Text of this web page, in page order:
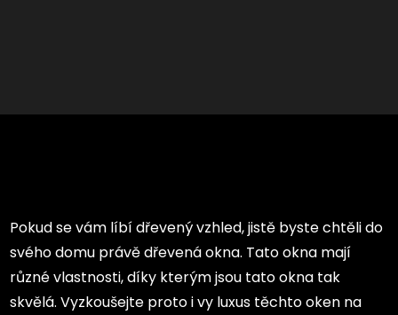
Pokud se vám líbí dřevený vzhled, jistě byste chtěli do
svého domu právě dřevená okna. Tato okna mají
různé vlastnosti, díky kterým jsou tato okna tak
skvělá. Vyzkoušejte proto i vy luxus těchto oken na